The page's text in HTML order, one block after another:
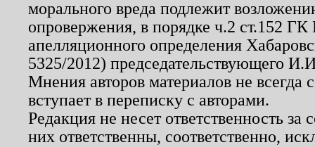
морального вреда подлежит
опровержения, в порядке ч.2 ст.152
апелляционного определения
5325/2012) председательствующего
Мнения авторов материалов не
вступает в переписку с авторами.
Редакция не несет ответственность
них ответственны, соответственно,